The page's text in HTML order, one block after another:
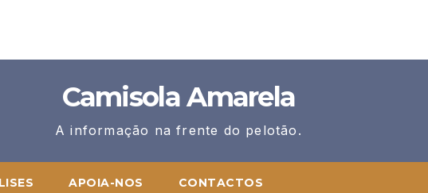
Camisola Amarela
A informação na frente do pelotão.
APOIA-NOS CONTACTOS